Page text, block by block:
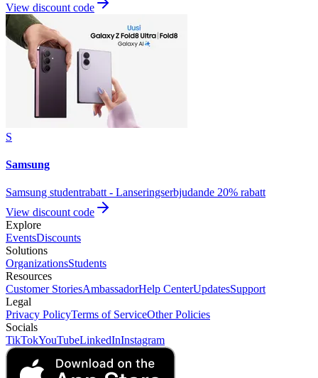
View discount code
S
Samsung
Samsung studentrabatt - Lanseringserbjudande 20% rabatt
View discount code
Explore
EventsDiscounts
Solutions
OrganizationsStudents
Resources
Customer StoriesAmbassadorHelp CenterUpdatesSupport
Legal
Privacy PolicyTerms of ServiceOther Policies
Socials
TikTokYouTubeLinkedInInstagram